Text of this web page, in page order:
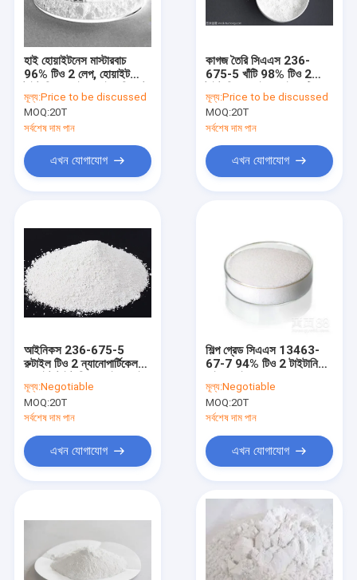
পণ্য
আমাদের সম্পর্কে
হাই হোয়াইটনেস মাস্টারবাচ
96% টিও 2 লেপ, হোয়াইট
মূল্য:Price to be discussed
MOQ:20T
সর্বশেষ দাম পান
এখন যোগাযোগ
কাগজ তৈরি সিএএস 236-
675-5 খাঁটি 98% টিও 2
পিগমেন্ট
মূল্য:Price to be discussed
MOQ:20T
সর্বশেষ দাম পান
এখন যোগাযোগ
আইনিকস 236-675-5
রুটাইল টিও 2 ন্যানোপার্টিকেলস, ​​
মূল্য:Negotiable
MOQ:20T
সর্বশেষ দাম পান
এখন যোগাযোগ
শিল্প গ্রেড সিএএস 13463-
67-7 94% টিও 2 টাইটানিয়াম
মূল্য:Negotiable
MOQ:20T
সর্বশেষ দাম পান
এখন যোগাযোগ